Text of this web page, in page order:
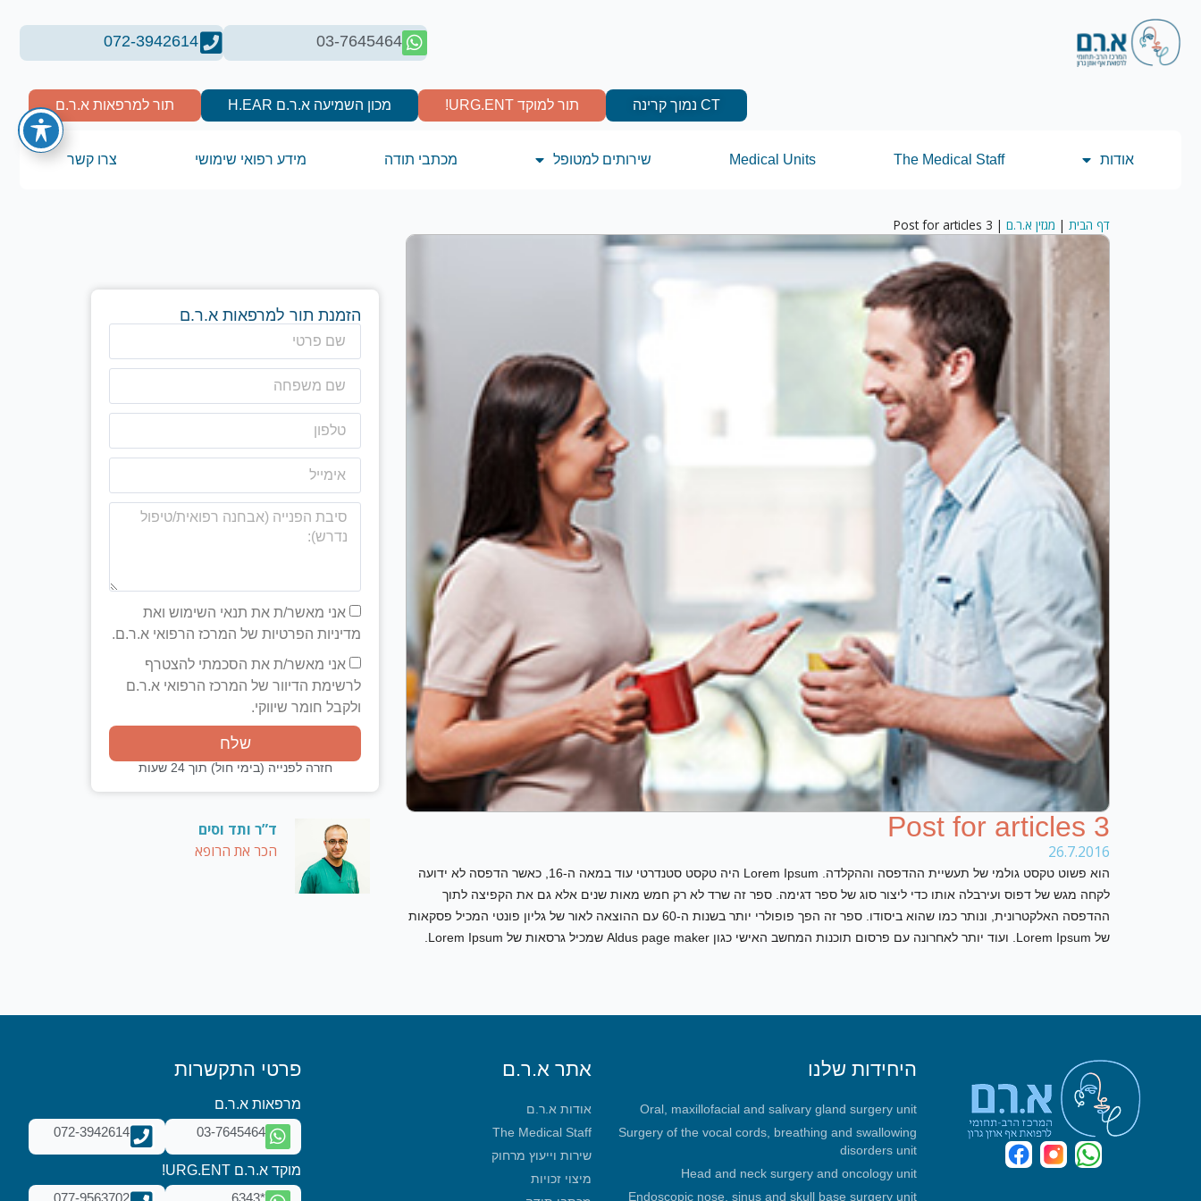
03-7645464
072-3942614
תור למרפאות א.ר.ם מכון השמיעה א.ר.ם H.EAR תור למוקד URG.ENT! CT נמוך קרינה
אודות The Medical Staff
Medical Units שירותים למטופל מכתבי תודה מידע רפואי שימושי צרו קשר
דף הבית | מגזין א.ר.ם |
Post for articles 3
Post for articles 3
26.7.2016
הוא פשוט טקסט גולמי של תעשיית ההדפסה וההקלדה. Lorem Ipsum היה טקסט סטנדרטי עוד במאה ה-16, כאשר הדפסה לא ידועה
לקחה מגש של דפוס ועירבלה אותו כדי ליצור סוג של ספר דגימה. ספר זה שרד לא רק חמש מאות שנים אלא גם את הקפיצה לתוך
ההדפסה האלקטרונית, ונותר כמו שהוא ביסודו. ספר זה הפך פופולרי יותר בשנות ה-60 עם ההוצאה לאור של גליון פונטי המכיל פסקאות
של Lorem Ipsum. ועוד יותר לאחרונה עם פרסום תוכנות המחשב האישי כגון Aldus page maker שמכיל גרסאות של Lorem Ipsum.
הזמנת תור למרפאות א.ר.ם
אני מאשר/ת את תנאי השימוש ואת
מדיניות הפרטיות של המרכז הרפואי א.ר.ם.
אני מאשר/ת את הסכמתי להצטרף
לרשימת הדיוור של המרכז הרפואי א.ר.ם
ולקבל חומר שיווקי.
שלח
חזרה לפנייה (בימי חול) תוך 24 שעות
ד”ר ותד וסים
הכר את הרופא
היחידות שלנו
Oral, maxillofacial and salivary gland surgery unit
Surgery of the vocal cords, breathing and swallowing
disorders unit
Head and neck surgery and oncology unit
Endoscopic nose, sinus and skull base surgery unit
אתר א.ר.ם
אודות א.ר.ם
The Medical Staff
שירות וייעוץ מרחוק
מיצוי זכויות
פרטי התקשרות
מרפאות א.ר.ם
03-7645464
072-3942614
מוקד א.ר.ם URG.ENT!
*6343
077-9563702